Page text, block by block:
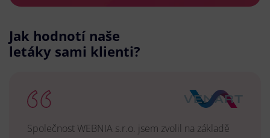
Jak hodnotí naše
letáky sami klienti?
Společnost WEBNIA s.r.o. jsem zvolil na základě